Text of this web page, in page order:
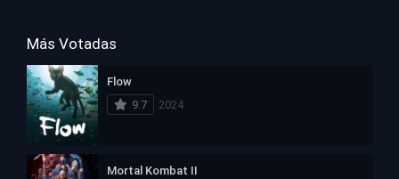
Más Votadas
Flow
9.7
2024
Mortal Kombat II